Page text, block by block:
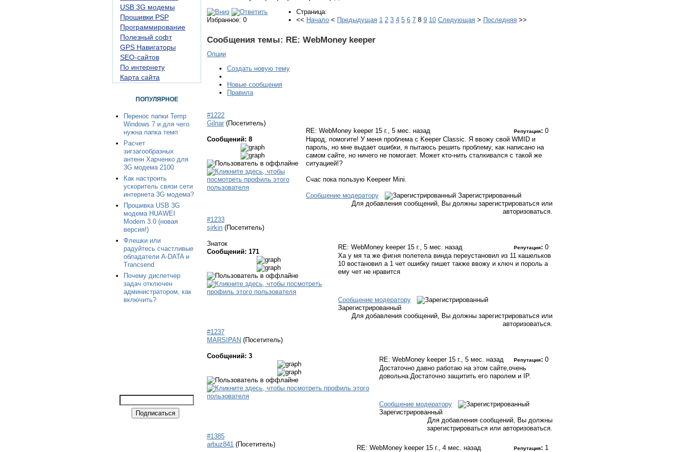
USB 3G модемы
Прошивки PSP
Программирование
Полезный софт
GPS Навигаторы
SEO-сайтов
По интернету
Карта сайта
ПОПУЛЯРНОЕ
Перенос папки Temp
Windows 7 и для чего
нужна папка темп
Расчет
зигзагообразных
антенн Харченко для
3G модема 2100
Как настроить
ускоритель связи сети
интернета 3G модема?
Прошивка USB 3G
модема HUAWEI
Modem 3.0 (новая
версия!)
Флешки или
радуйтесь счастливые
обладатели A-DATA и
Trancsend
Почему диспетчер
задач отключен
администратором, как
включить?
Избранное: 0
Страница:
<< Начало < Предыдущая 1 2 3 4 5 6 7 8 9 10 Следующая > Последняя >>
Сообщения темы: RE: WebMoney keeper
Опции
Создать новую тему
Новые сообщения
Правила
#1222
Gilnar (Посетитель)
Сообщений: 8
RE: WebMoney keeper 15 г., 5 мес. назад Репутация: 0
Народ, помогите! У меня проблема с Keeper Classic. Я ввожу свой WMID и
пароль, но мне выдает ошибки, я пытаюсь решить проблему, как написано на
самом сайте, но ничего не помогает. Может кто-нить сталкивался с такой же
ситуацией!?
Счаc пока пользую Keepeer Mini.
Сообщение модератору
Зарегистрированный
Для добавления сообщений, Вы должны зарегистрироваться или
авторизоваться.
#1233
sjrkin (Посетитель)
Знаток
Сообщений: 171
RE: WebMoney keeper 15 г., 5 мес. назад Репутация: 0
Ха у мя та же фигня полетела винда переустановил из 11 кашельков
10 востановил а 1 чет ошибку пишет также ввожу и ключ и пороль а
ему чет не нравится
Сообщение модератору
Зарегистрированный
Для добавления сообщений, Вы должны зарегистрироваться или
авторизоваться.
#1237
MARSIPAN (Посетитель)
Сообщений: 3 RE: WebMoney keeper 15 г., 5 мес. назад Репутация: 0
Достаточно давно работаю на этом сайте,очень
довольна.Достаточно защитить его паролем и IP.
Сообщение модератору
Зарегистрированный
Для добавления сообщений, Вы должны
зарегистрироваться или авторизоваться.
#1385
arbuz841 (Посетитель) RE: WebMoney keeper 15 г., 4 мес. назад Репутация: 1